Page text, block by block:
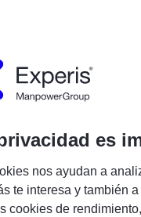
Experis
es
nos ayudan a
te interesa y también
cookies de